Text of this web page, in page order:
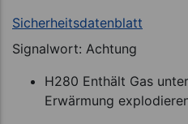
Sicherheitsdatenblatt
Signalwort: Achtung
H280 Enthält Gas
Erwärmung